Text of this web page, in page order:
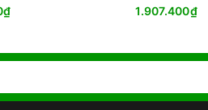
1.907.400₫